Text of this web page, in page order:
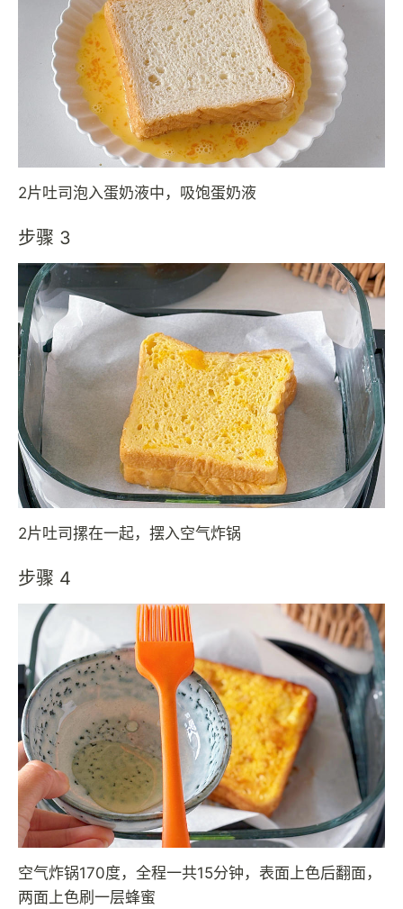
2片吐司泡入蛋奶液中，吸饱蛋奶液
步骤 3
2片吐司摞在一起，摆入空气炸锅
步骤 4
空气炸锅170度，全程一共15分钟，表面上色后翻面，
两面上色刷一层蜂蜜